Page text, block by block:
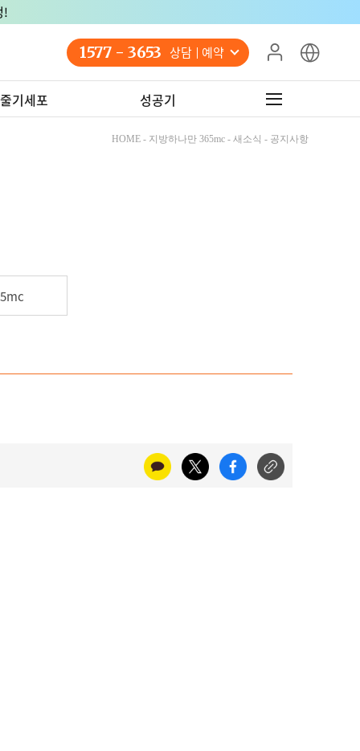
!
1577 - 3653 상담 예약
기세포 성공기
HOME - 지방하나만 365mc - 새소식 - 공지사항